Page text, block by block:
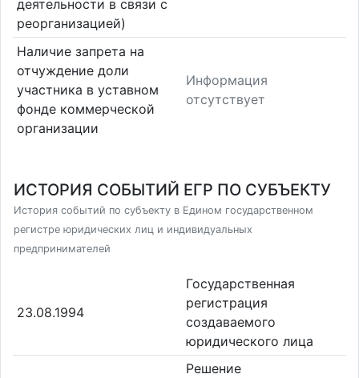
деятельности в связи с
реорганизацией)
Наличие запрета на
отчуждение доли
участника в уставном
фонде коммерческой
организации
Информация
отсутствует
ИСТОРИЯ СОБЫТИЙ ЕГР ПО СУБЪЕКТУ
История событий по субъекту в Едином государственном
регистре юридических лиц и индивидуальных
предпринимателей
23.08.1994
Государственная
регистрация
создаваемого
юридического лица
Решение